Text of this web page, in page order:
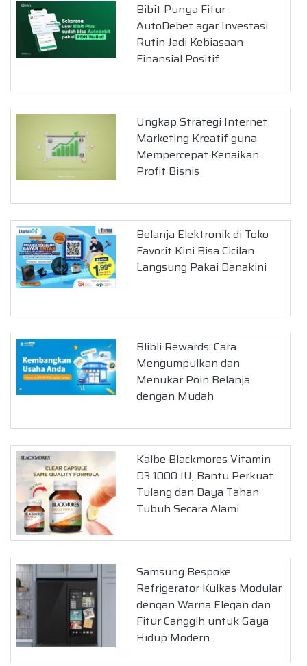
Bibit Punya Fitur
AutoDebet agar Investasi
Rutin Jadi Kebiasaan
Finansial Positif
Ungkap Strategi Internet
Marketing Kreatif guna
Mempercepat Kenaikan
Profit Bisnis
Belanja Elektronik di Toko
Favorit Kini Bisa Cicilan
Langsung Pakai Danakini
Blibli Rewards: Cara
Mengumpulkan dan
Menukar Poin Belanja
dengan Mudah
Kalbe Blackmores Vitamin
D3 1000 IU, Bantu Perkuat
Tulang dan Daya Tahan
Tubuh Secara Alami
Samsung Bespoke
Refrigerator Kulkas Modular
dengan Warna Elegan dan
Fitur Canggih untuk Gaya
Hidup Modern